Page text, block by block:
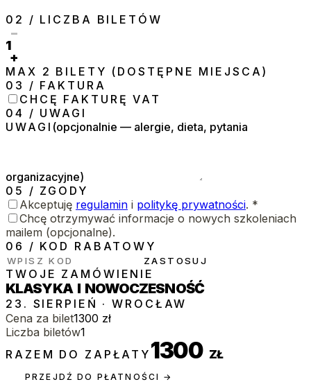
02 / LICZBA BILETÓW
−
1
+
MAX 2 BILETY (DOSTĘPNE MIEJSCA)
03 / FAKTURA
CHCĘ FAKTURĘ VAT
04 / UWAGI
UWAGI (opcjonalnie — alergie, dieta, pytania
organizacyjne)
05 / ZGODY
Akceptuję regulamin i politykę prywatności. *
Chcę otrzymywać informacje o nowych szkoleniach
mailem (opcjonalne).
06 / KOD RABATOWY
ZASTOSUJ
TWOJE ZAMÓWIENIE
KLASYKA I NOWOCZESNOŚĆ
23. SIERPIEŃ ·WROCŁAW
Cena za bilet1300 zł
Liczba biletów1
RAZEM DO ZAPŁATY 1300 ZŁ
PRZEJDŹ DO PŁATNOŚCI →